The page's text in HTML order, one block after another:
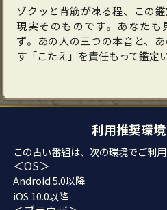
ゾクッと背筋が凍る程、この
現実そのものです。あなたも
ず。あの人の三つの本音と、
す「こたえ」を責任もって鑑定
利用推奨環境
この占い番組は、次の環境でご利用
＜OS＞
Android 5.0以降
iOS 10.0以降